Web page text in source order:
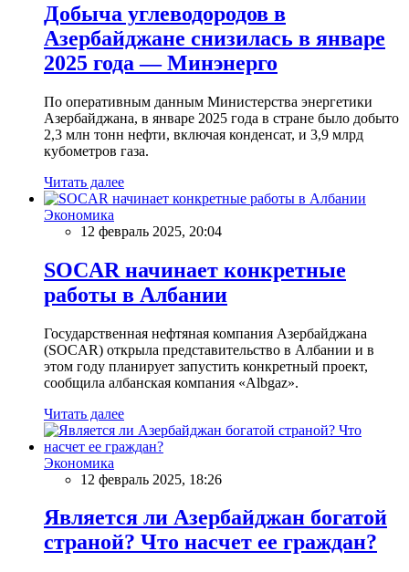
Добыча углеводородов в
Азербайджане снизилась в январе
2025 года — Минэнерго
По оперативным данным Министерства энергетики
Азербайджана, в январе 2025 года в стране было добыто
2,3 млн тонн нефти, включая конденсат, и 3,9 млрд
кубометров газа.
Читать далее
Экономика
12 февраль 2025, 20:04
SOCAR начинает конкретные
работы в Албании
Государственная нефтяная компания Азербайджана
(SOCAR) открыла представительство в Албании и в
этом году планирует запустить конкретный проект,
сообщила албанская компания «Albgaz».
Читать далее
Экономика
12 февраль 2025, 18:26
Является ли Азербайджан богатой
страной? Что насчет ее граждан?